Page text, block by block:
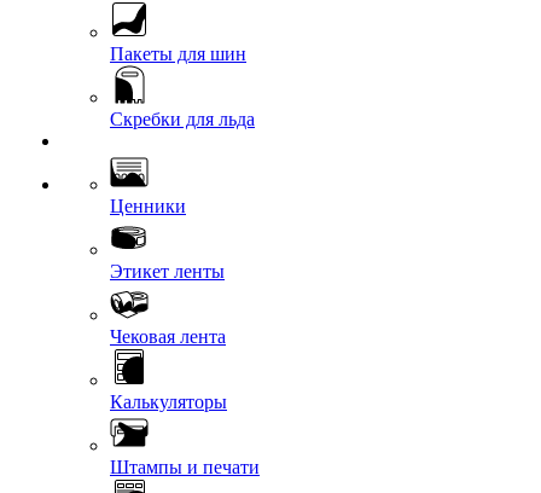
Пакеты для шин
Скребки для льда
Ценники
Этикет ленты
Чековая лента
Калькуляторы
Штампы и печати